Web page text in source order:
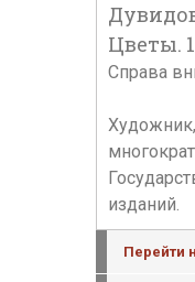
Цветы.
Справа
изданий.
Перейти